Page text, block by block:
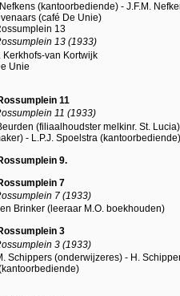
(kantoorbediende) - J.F.M.
(café De Unie)
13
13 (1933)
Kerkhofs-van Kortwijk
Unie
11
11 (1933)
(filiaalhoudster melkinr. St.
- L.P.J. Spoelstra (kantoorbediende)
9.
7
7 (1933)
Brinker (leeraar M.O. boekhouden)
3
3 (1933)
Schippers (onderwijzeres) - H.